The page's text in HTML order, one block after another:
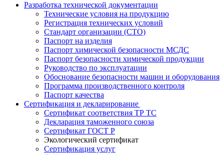
Разработка технической документации
Технические условия на продукцию
Регистрация технических условий
Стандарт организации (СТО)
Паспорт на изделия
Паспорт химической безопасности МСДС
Паспорт безопасности химической продукции
Руководство по эксплуатации
Обоснование безопасности машин и оборудования
Программа производственного контроля
Паспорт качества
Сертификация и декларирование
Сертификат соответствия ТР ТС
Декларация таможенного союза
Сертификат ГОСТ Р
Экологический сертификат
Сертификация услуг